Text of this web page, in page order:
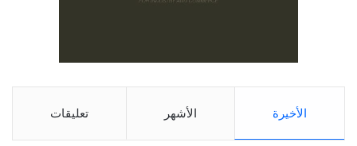
الأخيرة الأشهر تعليقات